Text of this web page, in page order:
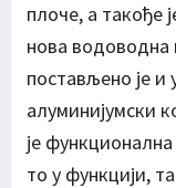
плоче, а такође
нова
постављено је
алуминијумски
је
то у функцији,